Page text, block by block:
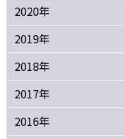
2020年
2019年
2018年
2017年
2016年